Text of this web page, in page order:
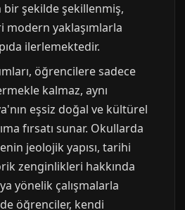
bir şekilde şekillenmiş,
modern yaklaşımlarla
ilerlemektedir.
öğrencilere sadece
kalmaz, aynı
eşsiz doğal ve kültürel
fırsatı sunar. Okullarda
jeolojik yapısı, tarihi
zenginlikleri hakkında
yönelik çalışmalarla
öğrenciler, kendi